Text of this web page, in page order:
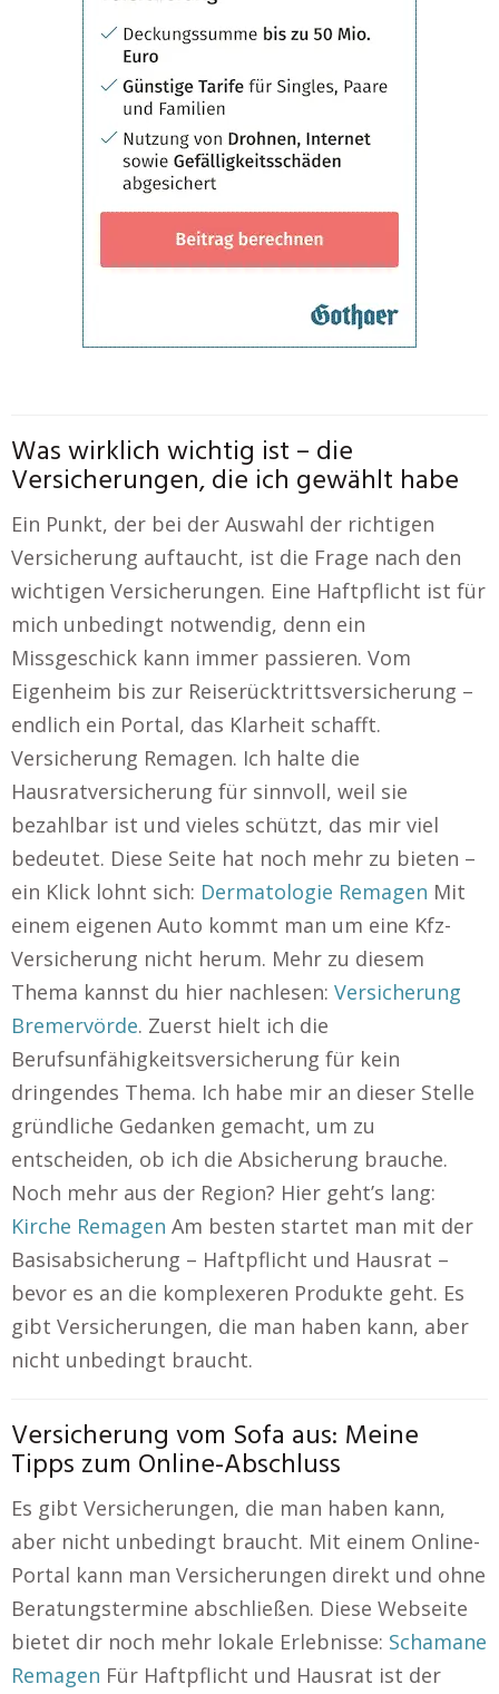
Was wirklich wichtig ist – die
Versicherungen, die ich gewählt habe
Ein Punkt, der bei der Auswahl der richtigen
Versicherung auftaucht, ist die Frage nach den
wichtigen Versicherungen. Eine Haftpflicht ist für
mich unbedingt notwendig, denn ein
Missgeschick kann immer passieren. Vom
Eigenheim bis zur Reiserücktrittsversicherung –
endlich ein Portal, das Klarheit schafft.
Versicherung Remagen. Ich halte die
Hausratversicherung für sinnvoll, weil sie
bezahlbar ist und vieles schützt, das mir viel
bedeutet. Diese Seite hat noch mehr zu bieten –
ein Klick lohnt sich: Dermatologie Remagen Mit
einem eigenen Auto kommt man um eine Kfz-
Versicherung nicht herum. Mehr zu diesem
Thema kannst du hier nachlesen: Versicherung
Bremervörde. Zuerst hielt ich die
Berufsunfähigkeitsversicherung für kein
dringendes Thema. Ich habe mir an dieser Stelle
gründliche Gedanken gemacht, um zu
entscheiden, ob ich die Absicherung brauche.
Noch mehr aus der Region? Hier geht’s lang:
Kirche Remagen Am besten startet man mit der
Basisabsicherung – Haftpflicht und Hausrat –
bevor es an die komplexeren Produkte geht. Es
gibt Versicherungen, die man haben kann, aber
nicht unbedingt braucht.
Versicherung vom Sofa aus: Meine
Tipps zum Online-Abschluss
Es gibt Versicherungen, die man haben kann,
aber nicht unbedingt braucht. Mit einem Online-
Portal kann man Versicherungen direkt und ohne
Beratungstermine abschließen. Diese Webseite
bietet dir noch mehr lokale Erlebnisse: Schamane
Remagen Für Haftpflicht und Hausrat ist der